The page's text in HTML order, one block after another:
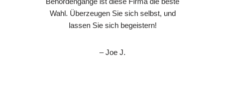
Wahl. Überzeugen Sie sich selbst, und
lassen Sie sich begeistern!
– Joe J.